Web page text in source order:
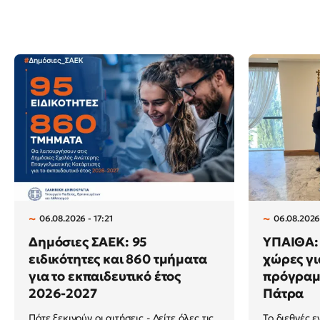
06.08.2026 - 17:21
Δημόσιες ΣΑΕΚ: 95
ειδικότητες και 860 τμήματα
για το εκπαιδευτικό έτος
2026-2027
ΥΠΑΙΘΑ:
χώρες
Πάτρα